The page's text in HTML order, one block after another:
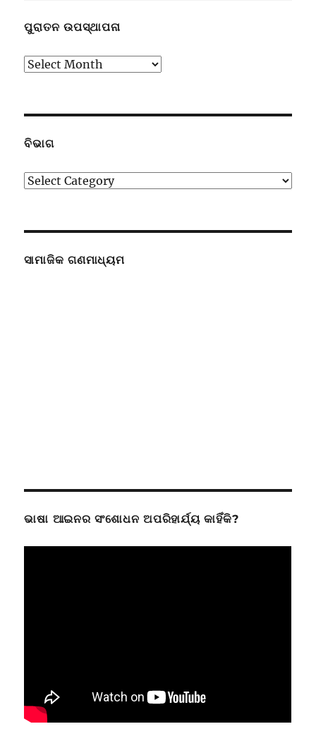
ପୁରାତନ ଉପସ୍ଥାପନା
ପୁରାତନ
ବିଭାଗ
ବିଭାଗ
ସାମାଜିକ ଗଣମାଧ୍ୟମ
ଭାଷା ଆଇନର ସଂଶୋଧନ ଅପରିହାର୍ଯ୍ୟ କାହିଁକି?